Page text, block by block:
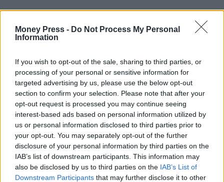
Money Press - Do Not Process My Personal
Information
If you wish to opt-out of the sale, sharing to third parties, or
processing of your personal or sensitive information for
targeted advertising by us, please use the below opt-out
section to confirm your selection. Please note that after your
opt-out request is processed you may continue seeing
interest-based ads based on personal information utilized by
us or personal information disclosed to third parties prior to
your opt-out. You may separately opt-out of the further
disclosure of your personal information by third parties on the
IAB’s list of downstream participants. This information may
also be disclosed by us to third parties on the IAB’s List of
Downstream Participants that may further disclose it to other